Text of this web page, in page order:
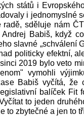
států i
i jednomyslné
sděluje nám
Babiš, když
slavné „schválení
politicky efektní,
2019 bylo veto
vymohli
Babiš vyčítá, že
balíček Fit
to jeden
to zbytečné a jen to